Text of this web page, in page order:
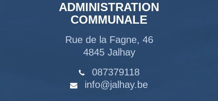
ADMINISTRATION
COMMUNALE
Rue de la Fagne, 46
4845 Jalhay
087379118
info@jalhay.be